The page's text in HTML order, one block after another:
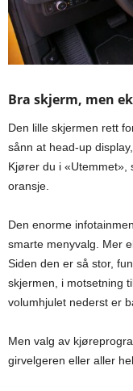
Bra skjerm, men
Den lille skjermen rett
sånn at head-up
Kjører du i «Utemmet»,
oransje.
Den enorme
smarte menyvalg. Mer
Siden den er så stor,
skjermen, i motsetning
volumhjulet nederst er
Men valg av
girvelgeren eller aller